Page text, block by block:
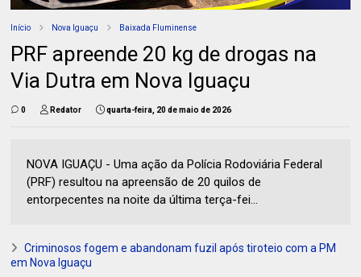
Início Nova Iguaçu Baixada Fluminense
PRF apreende 20 kg de drogas na
Via Dutra em Nova Iguaçu
0 Redator quarta-feira, 20 de maio de 2026
NOVA IGUAÇU - Uma ação da Polícia Rodoviária Federal
(PRF) resultou na apreensão de 20 quilos de
entorpecentes na noite da última terça-fei...
Criminosos fogem e abandonam fuzil após tiroteio com a PM
em Nova Iguaçu